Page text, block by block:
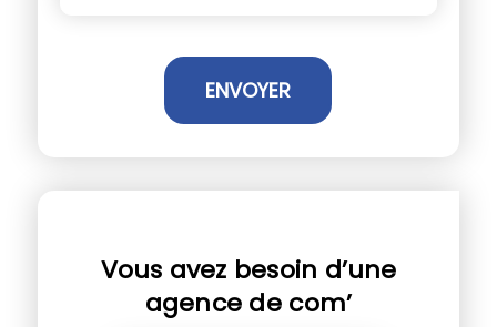
Vous avez besoin d’une
agence de com’